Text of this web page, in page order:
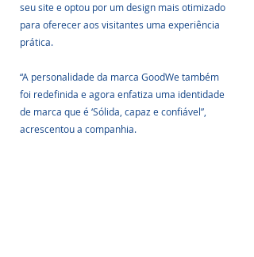
seu site e optou por um design mais otimizado
para oferecer aos visitantes uma experiência
prática.
“A personalidade da marca GoodWe também
foi redefinida e agora enfatiza uma identidade
de marca que é ‘Sólida, capaz e confiável”,
acrescentou a companhia.